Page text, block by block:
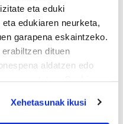
eta eduki
edukiaren neurketa,
garapena eskaintzeko.
dituen
aldatzen edo
Xehetasunak ikusi